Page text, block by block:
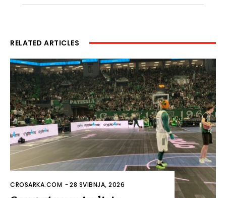
RELATED ARTICLES
CROSARKA.COM -28 SVIBNJA, 2026